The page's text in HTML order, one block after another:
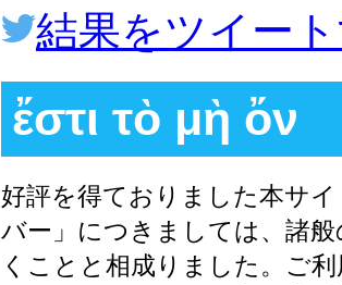
結果をツイー
ἔστι τὸ μὴ ὄν
好評を得ておりました本サ
バー」につきましては、諸
くことと相成りました。ご